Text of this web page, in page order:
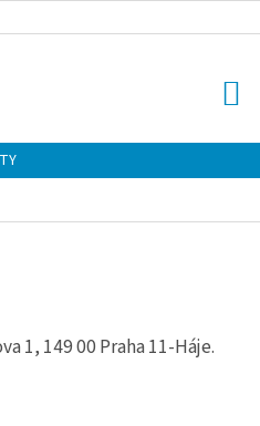
1, 149 00 Praha 11-Háje.